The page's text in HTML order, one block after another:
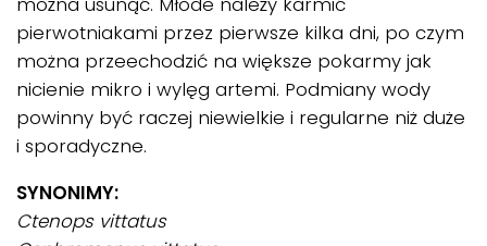
pierwotniakami przez pierwsze kilka dni, po czym
można przeechodzić na większe pokarmy jak
nicienie mikro i wylęg artemi. Podmiany wody
powinny być raczej niewielkie i regularne niż duże
i sporadyczne.
SYNONIMY:
Ctenops vittatus